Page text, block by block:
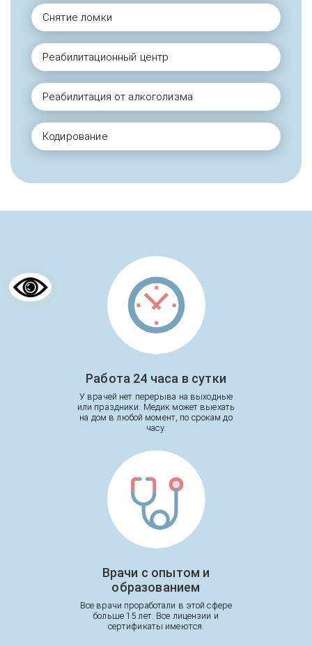
Снятие ломки
Реабилитационный центр
Реабилитация от алкоголизма
Кодирование
Работа 24 часа в сутки
У врачей нет перерыва на выходные
или праздники. Медик может выехать
на дом в любой момент, по срокам до
часу.
Врачи с опытом и
образованием
Все врачи проработали в этой сфере
больше 15 лет. Все лицензии и
сертификаты имеются.